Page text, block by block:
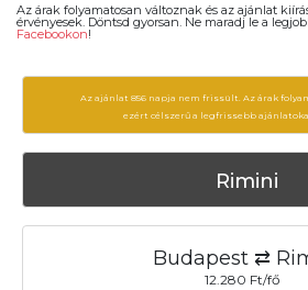
Az árak folyamatosan változnak és az ajánlat
érvényesek. Döntsd gyorsan. Ne maradj le a
Facebookon!
Az ajánlat 856 napja nem frissült. Az árak
ezért célszerű a legfrissebb
Rimini
Budapest ⇄
12.280 Ft/fő